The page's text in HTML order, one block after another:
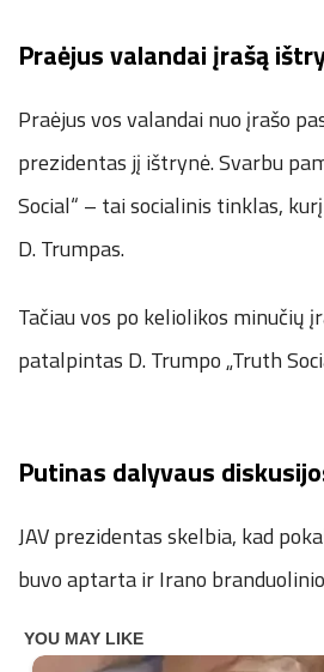
Praėjus valandai įrašą
Praėjus vos valandai nuo įrašo
prezidentas jį ištrynė. Svarbu
Social“ – tai socialinis tinklas,
D. Trumpas.
Tačiau vos po keliolikos minučių
patalpintas D. Trumpo „Truth
Putinas dalyvaus
JAV prezidentas skelbia, kad
buvo aptarta ir Irano